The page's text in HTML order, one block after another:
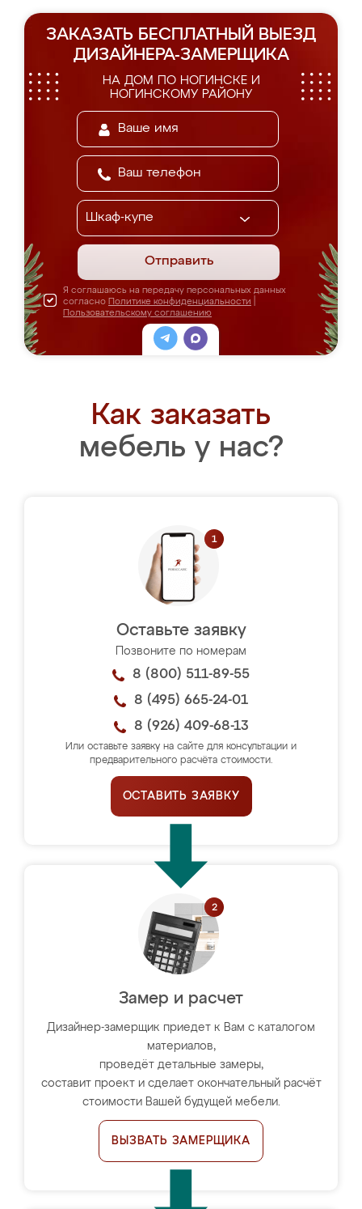
ЗАКАЗАТЬ БЕСПЛАТНЫЙ ВЫЕЗД
ДИЗАЙНЕРА-ЗАМЕРЩИКА
НА ДОМ ПО НОГИНСКЕ И
НОГИНСКОМУ РАЙОНУ
Отправить
Я соглашаюсь на передачу персональных данных
согласно Политике конфиденциальности
Пользовательскому соглашению
Как заказать
мебель у нас?
Оставьте заявку
Позвоните по номерам
8 (800) 511-89-55
8 (495) 665-24-01
8 (926) 409-68-13
Или оставьте заявку на сайте для консультации и
предварительного расчёта стоимости.
ОСТАВИТЬ ЗАЯВКУ
Замер и расчет
Дизайнер-замерщик приедет к Вам с каталогом
материалов,
проведёт детальные замеры,
составит проект и сделает окончательный расчёт
стоимости Вашей будущей мебели.
ВЫЗВАТЬ ЗАМЕРЩИКА